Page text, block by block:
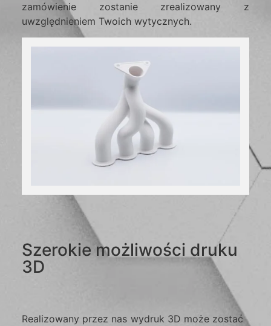
zamówienie zostanie zrealizowany z
uwzględnieniem Twoich wytycznych.
Szerokie możliwości druku
3D
Realizowany przez nas wydruk 3D może zostać